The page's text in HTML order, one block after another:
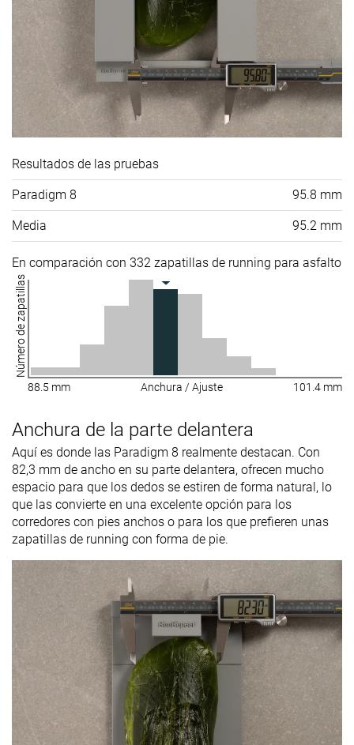
Resultados de las pruebas
Paradigm 8 95.8 mm
Media 95.2 mm
En comparación con 332 zapatillas de running para asfalto
Número de zapatillas
88.5 mm Anchura / Ajuste 101.4 mm
Anchura de la parte delantera
Aquí es donde las Paradigm 8 realmente destacan. Con
82,3 mm de ancho en su parte delantera, ofrecen mucho
espacio para que los dedos se estiren de forma natural, lo
que las convierte en una excelente opción para los
corredores con pies anchos o para los que prefieren unas
zapatillas de running con forma de pie.